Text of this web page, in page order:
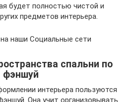
будет полностью чистой и
предметов интерьера.
наши Социальные сети
спальни по
фэншуй
интерьера пользуются
Она учит организовывать